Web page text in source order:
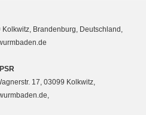
Brandenburg, Deutschland,
17, 03099 Kolkwitz,